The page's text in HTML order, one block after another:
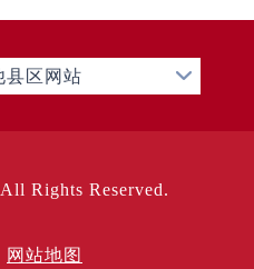
县区网站
Rights Reserved.
网站地图